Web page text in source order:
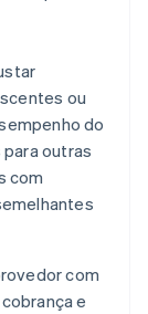
ou
do
outras
com
com
e